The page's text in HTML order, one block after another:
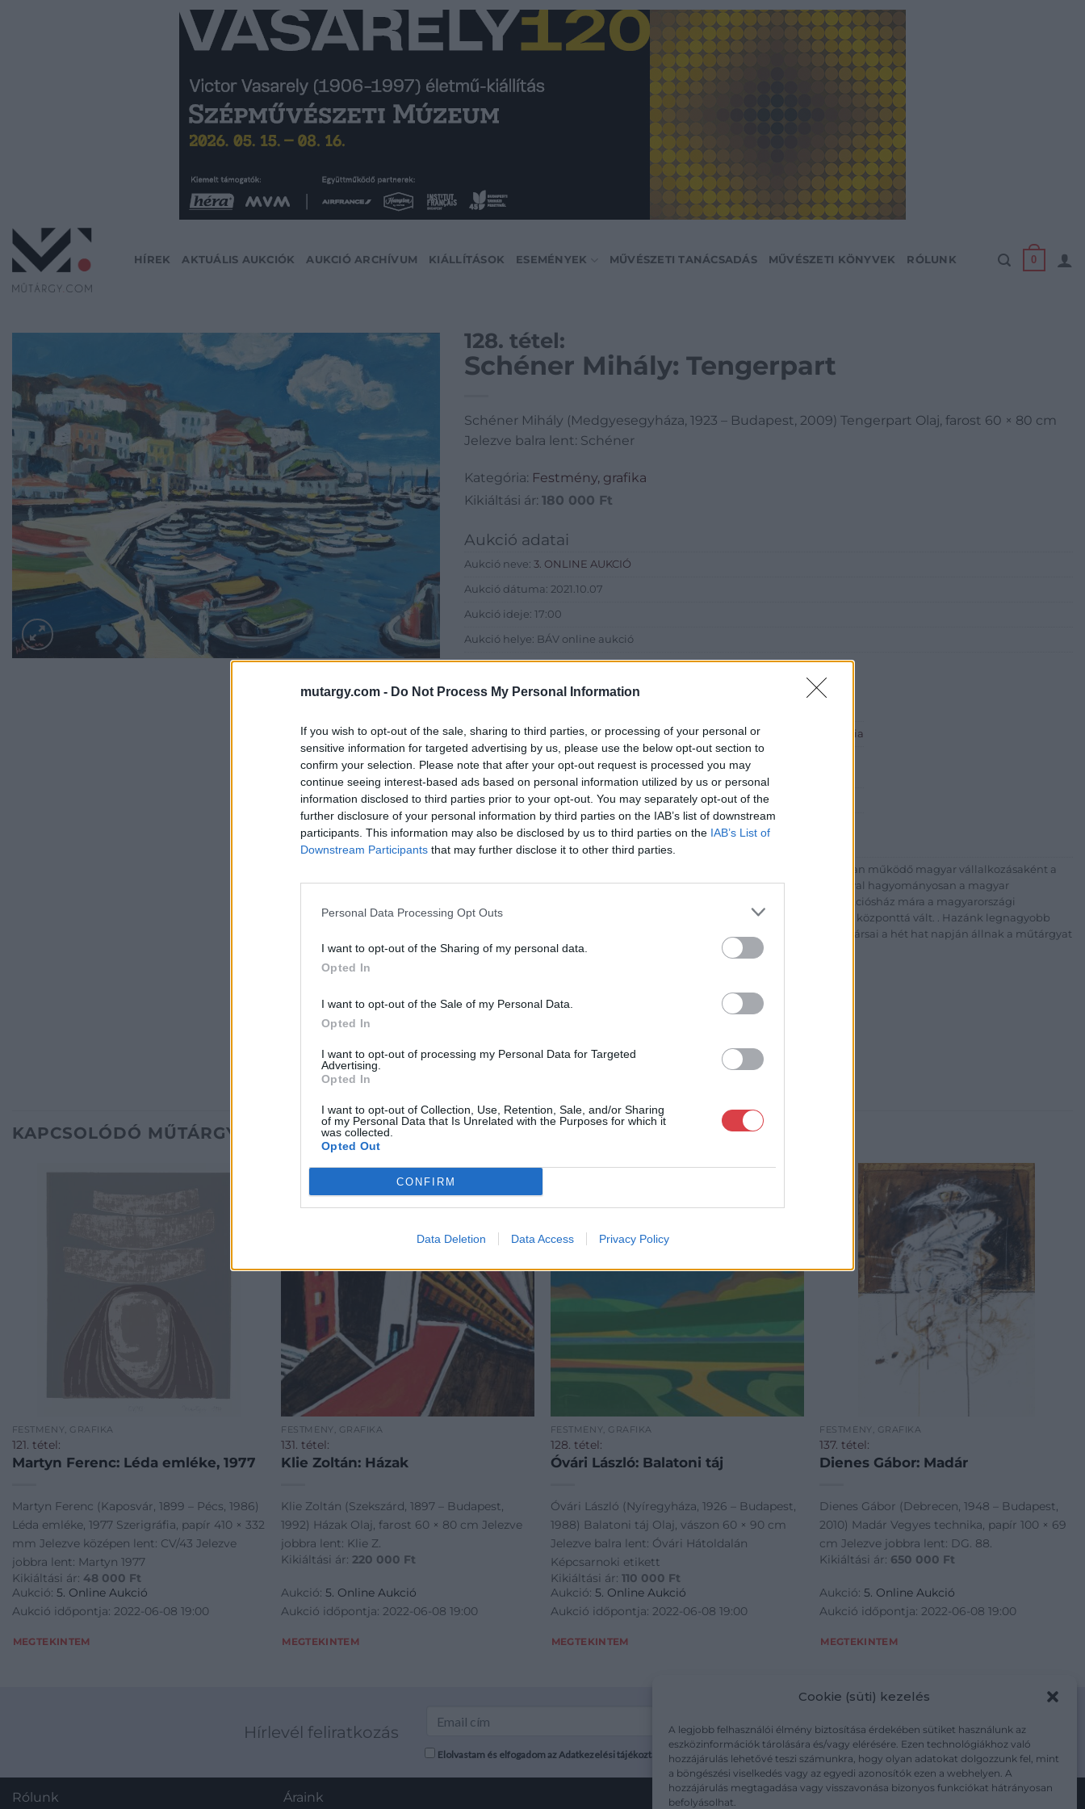
mutargy.com - Do Not Process My Personal Information
If you wish to opt-out of the sale, sharing to third parties, or processing of your personal or
sensitive information for targeted advertising by us, please use the below opt-out section to
confirm your selection. Please note that after your opt-out request is processed you may
continue seeing interest-based ads based on personal information utilized by us or personal
information disclosed to third parties prior to your opt-out. You may separately opt-out of the
further disclosure of your personal information by third parties on the IAB’s list of downstream
participants. This information may also be disclosed by us to third parties on the IAB’s List of
Downstream Participants that may further disclose it to other third parties.
Personal Data Processing Opt Outs
I want to opt-out of the Sharing of my personal data.
Opted In
I want to opt-out of the Sale of my Personal Data.
Opted In
I want to opt-out of processing my Personal Data for Targeted
Advertising.
Opted In
I want to opt-out of Collection, Use, Retention, Sale, and/or Sharing
of my Personal Data that Is Unrelated with the Purposes for which it
was collected.
Opted Out
CONFIRM
Data Deletion Data Access Privacy Policy
Cookie (süti) kezelés
A legjobb felhasználói élmény biztosítása érdekében sütiket használunk az
eszközinformációk tárolására és/vagy elérésére. Ezen technológiákhoz való
hozzájárulás lehetővé teszi számunkra, hogy olyan adatokat dolgozzunk fel, mint
a böngészési viselkedés vagy az egyedi azonosítók ezen a webhelyen. A
hozzájárulás megtagadása vagy visszavonása bizonyos funkciókat hátrányosan
befolyásolhat.
HÍREK AKTUÁLIS AUKCIÓK AUKCIÓ ARCHÍVUM KIÁLLÍTÁSOK ESEMÉNYEK MŰVÉSZETI TANÁCSADÁS MŰVÉSZETI KÖNYVEK RÓLUNK 0
128. tétel:
Schéner Mihály: Tengerpart
Schéner Mihály (Medgyesegyháza, 1923 – Budapest, 2009) Tengerpart Olaj, farost 60 × 80 cm
Jelezve balra lent: Schéner
Kategória: Festmény, grafika
Kikiáltási ár: 180 000 Ft
Aukció adatai
Aukció neve: 3. ONLINE AUKCIÓ
Aukció dátuma: 2021.10.07
Aukció ideje: 17:00
Aukció helye: BÁV online aukció
Tételszám: 128
Eladó: BÁV ART Aukciósház és Galéria
Cím: BÁV ZRt.
1027 Budapest, Csalogány u. 23-33.
Telefon: (06 1) 331 0513
Bemutatkozás: Az ország legnagyobb múltú, 240 esztendeje jogfolytonosan működő magyar vállalkozásaként a
BÁV ZRt. óriási tapasztalatával, szakmai tekintélyével és megbízhatóságával hagyományosan a magyar
műkereskedelem meghatározó szereplője. A 2007-ben megújult BÁV Aukciósház mára a magyarországi
műkereskedelem egyik legfontosabb színterévé, kereskedelmi és árverési központtá vált. . Hazánk legnagyobb
műkereskedelmi üzlethálózatával rendelkező BÁV ZRt. felkészült munkatársai a hét hat napján állnak a műtárgyat
eladni, vagy venni kívánók rendelkezésére.
KAPCSOLÓDÓ MŰTÁRGYAK
FESTMÉNY, GRAFIKA
121. tétel:
Martyn Ferenc: Léda emléke, 1977
Martyn Ferenc (Kaposvár, 1899 – Pécs, 1986)
Léda emléke, 1977 Szerigráfia, papír 410 × 332
mm Jelezve középen lent: CV/43 Jelezve
jobbra lent: Martyn 1977
Kikiáltási ár: 48 000 Ft
Aukció: 5. Online Aukció
Aukció időpontja: 2022-06-08 19:00
MEGTEKINTEM
FESTMÉNY, GRAFIKA
131. tétel:
Klie Zoltán: Házak
Klie Zoltán (Szekszárd, 1897 – Budapest,
1992) Házak Olaj, farost 60 × 80 cm Jelezve
jobbra lent: Klie Z.
Kikiáltási ár: 220 000 Ft
Aukció:5. Online Aukció
Aukció időpontja: 2022-06-08 19:00
MEGTEKINTEM
FESTMÉNY, GRAFIKA
128. tétel:
Óvári László: Balatoni táj
Óvári László (Nyíregyháza, 1926 – Budapest,
1988) Balatoni táj Olaj, vászon 60 × 90 cm
Jelezve balra lent: Óvári Hátoldalán
Képcsarnoki etikett
Kikiáltási ár: 110 000 Ft
Aukció: 5. Online Aukció
Aukció időpontja: 2022-06-08 19:00
MEGTEKINTEM
FESTMÉNY, GRAFIKA
137. tétel:
Dienes Gábor: Madár
Dienes Gábor (Debrecen, 1948 – Budapest,
2010) Madár Vegyes technika, papír 100 × 69
cm Jelezve jobbra lent: DG. 88.
Kikiáltási ár: 650 000 Ft
Aukció:5. Online Aukció
Aukció időpontja: 2022-06-08 19:00
MEGTEKINTEM
Hírlevél feliratkozás
Elolvastam és elfogadom az Adatkezelési tájékoztatót: mutargy.com/adatkezelesi-tajekoztato/
Rólunk
Áraink